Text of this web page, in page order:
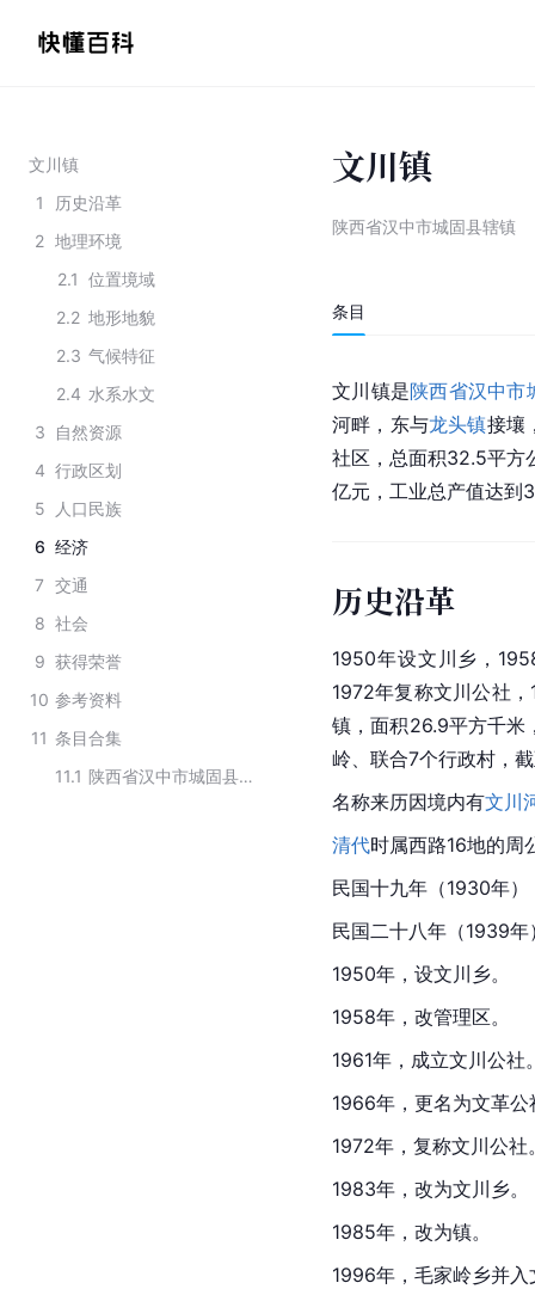
文川镇
1
历史沿革
2 地理环境
2.1 位置境域
2.2 地形地貌
2.3 气候特征
2.4 水系水文
3
自然资源
4 行政区划
5
人口民族
6 经济
7 交通
8 社会
9 获得荣誉
10 参考资料
11 条目合集
11.1
陕西省汉中市城固县下辖区域
文川镇
陕西省汉中市城固县辖镇
条目
文川镇是陕西省汉中市
河畔，东与龙头镇接壤
社区，总面积32.5平方
亿元，工业总产值达到
历史沿革
1950年设文川乡，
1972年复称文川公社
镇，面积26.9平方千米
岭、联合7个行政村，
名称来历因境内有文川
清代时属西路16地的周
民国十九年（1930年
民国二十八年（1939
1950年，设文川乡。
1958年，改管理区。
1961年，成立文川公社
1966年，更名为文革公
1972年，复称文川公社
1983年，改为文川乡。
1985年，改为镇。
1996年，毛家岭乡并入